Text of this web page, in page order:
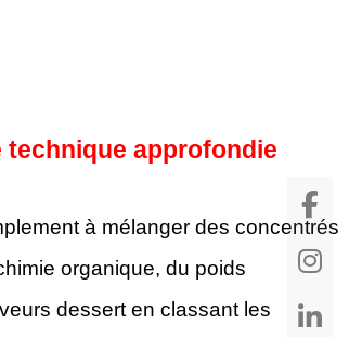
technique approfondie
à mélanger des concentrés
organique, du poids
dessert en classant les